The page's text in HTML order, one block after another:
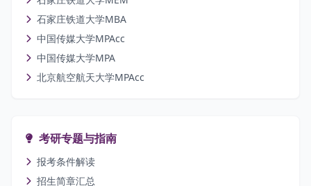
石家庄铁道大学MBA
中国传媒大学MPAcc
中国传媒大学MPA
北京航空航天大学MPAcc
考研专题与指南
报考条件解读
招生简章汇总